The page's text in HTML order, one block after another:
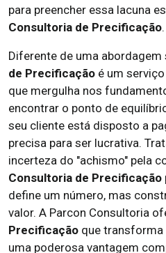
para preencher essa lacuna
Consultoria de Precificação.
Diferente de uma abordagem
de Precificação é um
que mergulha nos
encontrar o ponto de
seu cliente está disposto a
precisa para ser lucrativa.
incerteza do "achismo" pela
Consultoria de Precificação
define um número, mas
valor. A Parcon Consultoria
Precificação que
uma poderosa vantagem